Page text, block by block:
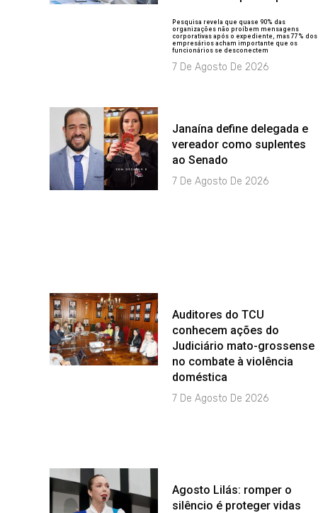
Pesquisa revela que quase 90% das
organizações não proíbem mensagens
corporativas após o expediente, mas 77% dos
empresários acham importante que os
funcionários se desconectem
7 De Agosto De 2026
Janaína define delegada e
vereador como suplentes
ao Senado
7 De Agosto De 2026
Auditores do TCU
conhecem ações do
Judiciário mato-grossense
no combate à violência
doméstica
7 De Agosto De 2026
Agosto Lilás: romper o
silêncio é proteger vidas